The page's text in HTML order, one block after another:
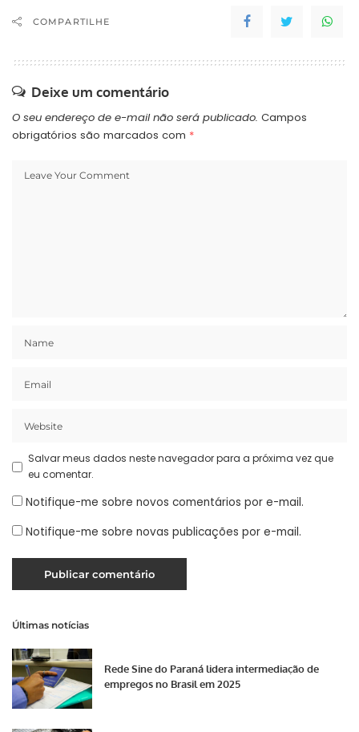
COMPARTILHE
Deixe um comentário
O seu endereço de e-mail não será publicado. Campos
obrigatórios são marcados com *
Salvar meus dados neste navegador para a próxima vez que
eu comentar.
Notifique-me sobre novos comentários por e-mail.
Notifique-me sobre novas publicações por e-mail.
Últimas notícias
Rede Sine do Paraná lidera intermediação de
empregos no Brasil em 2025